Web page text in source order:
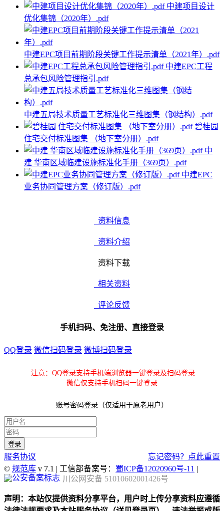
中建项目设计
优化集锦（2020年）.pdf
中建EPC项目前期阶段关键工作提示清单（2021年）.pdf
中建EPC工程
总承包风险管理指引.pdf
中建五局技术质量工艺标准化三维图集（钢结构）.pdf
碧桂园
住宅交付标准图集 （地下室分册）.pdf
中
建 华南区域临建设施标准化手册（369页）.pdf
中建EPC
业务协同管理方案（修订版）.pdf
资料信息
资料介绍
资料下载
相关资料
评论反馈
手机扫码、免注册、直接登录
QQ登录 微信扫码登录 微博扫码登录
注意：QQ登录支持手机端浏览器一键登录及扫码登录
微信仅支持手机扫码一键登录
账号密码登录（仅适用于原老用户）
服务协议
忘记密码？点此重置
© 规范库 v 7.1 | 工信部备案号： 蜀ICP备12020960号-11 |
川公网安备 51010602001426号
声明：本站仅提供资料分享平台，用户时上传分享资料应遵循